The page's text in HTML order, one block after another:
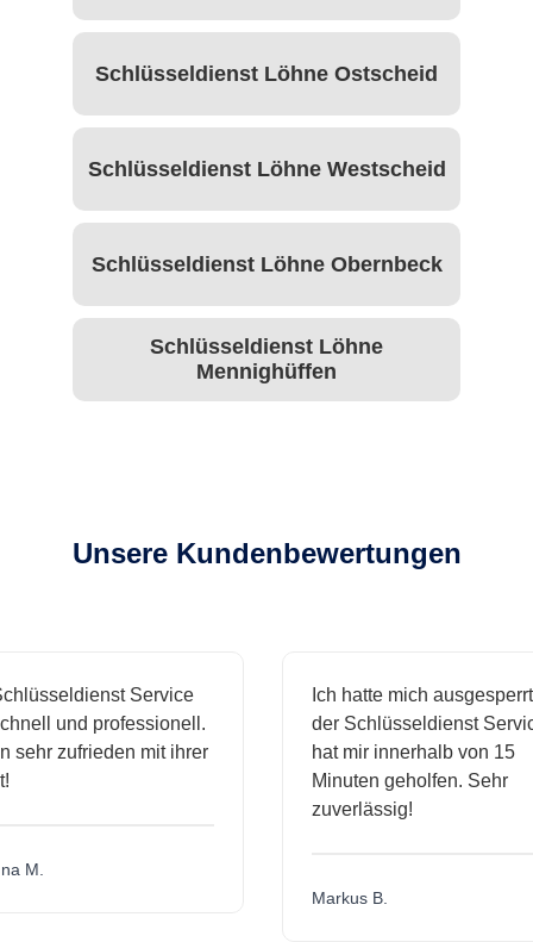
Schlüsseldienst Löhne Ostscheid
Schlüsseldienst Löhne Westscheid
Schlüsseldienst Löhne Obernbeck
Schlüsseldienst Löhne
Mennighüffen
Unsere Kundenbewertungen
Service
und professionell.
sehr zufrieden mit ihrer
M.
Ich hatte mich ausgesperrt
der Schlüsseldienst
hat mir innerhalb von 15
Minuten geholfen. Sehr
zuverlässig!
Markus B.